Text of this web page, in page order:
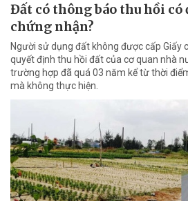
Đất có thông báo thu hồi có
chứng nhận?
Người sử dụng đất không được cấp Giấy
quyết định thu hồi đất của cơ quan nhà
trường hợp đã quá 03 năm kể từ thời
mà không thực hiện.